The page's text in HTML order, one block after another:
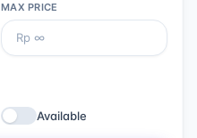
MAX PRICE
Available